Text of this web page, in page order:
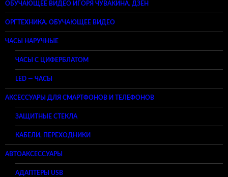
ОБУЧАЮЩЕЕ ВИДЕО ИГОРЯ ЧУВАКИНА. ДЗЕН
ОРГТЕХНИКА. ОБУЧАЮЩЕЕ ВИДЕО
ЧАСЫ НАРУЧНЫЕ
ЧАСЫ С ЦИФЕРБЛАТОМ
LED — ЧАСЫ
АКСЕССУАРЫ ДЛЯ СМАРТФОНОВ И ТЕЛЕФОНОВ
ЗАЩИТНЫЕ СТЕКЛА
КАБЕЛИ, ПЕРЕХОДНИКИ
АВТОАКСЕССУАРЫ
АДАПТЕРЫ USB